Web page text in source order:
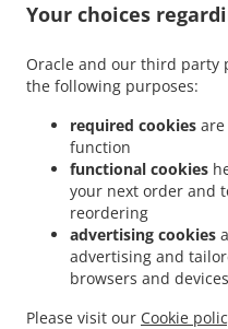
Your choices
Oracle and our third party
the following purposes:
required cookies
function
functional cookies
your next order and
reordering
advertising cookies
advertising and
browsers and devices
Please visit our Cookie
Gombak . 在中華 送餐服務 Kuala Lumpur
在中華 送餐服務 吉隆坡 白沙罗高原 . 在
服務 吉隆坡 国联花园 . 在中華 送餐服務
在中華 送餐服務 吉隆坡
在中華 送餐
Bandar Puchong Jaya
餐服務 Puchong . 在中華 送餐服務 蒲种
Sungai Buloh
. 在中華 送餐服務 Sungai
在中華 送餐服務 Batu Caves
Taman Industri Spring Crest Batu Caves
在中華 送餐服務 Batu Caves
Caves Taman Koperasi Polis Fasa I
在